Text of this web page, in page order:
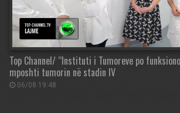
Top Channel/ “Instituti i Tumoreve po
mposhti tumorin në stadin IV
06/08 19:48